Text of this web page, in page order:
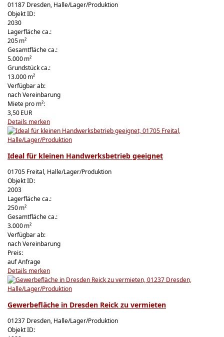
01187 Dresden, Halle/Lager/Produktion
Objekt ID:
2030
Lagerfläche ca.:
205 m²
Gesamtfläche ca.:
5.000 m²
Grund­stück ca.:
13.000 m²
Verfügbar ab:
nach Vereinbarung
Miete pro m²:
3,50 EUR
Details merken
Ideal für kleinen Handwerksbetrieb geeignet
01705 Freital, Halle/Lager/Produktion
Objekt ID:
2003
Lagerfläche ca.:
250 m²
Gesamtfläche ca.:
3.000 m²
Verfügbar ab:
nach Vereinbarung
Preis:
auf Anfrage
Details merken
Gewerbefläche in Dresden Reick zu vermieten
01237 Dresden, Halle/Lager/Produktion
Objekt ID: